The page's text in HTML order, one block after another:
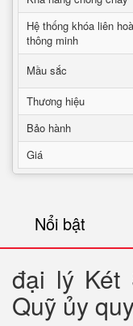
Hệ thống khóa liên
thông minh
Mầu sắc
Thương hiệu
Bảo hành
Giá
Nổi bật
đại lý Két
Quỹ ủy